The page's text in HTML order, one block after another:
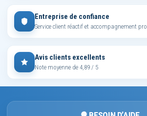
Entreprise de confiance
Service client réactif et accompagnement pro
Avis clients excellents
Note moyenne de 4,89 / 5